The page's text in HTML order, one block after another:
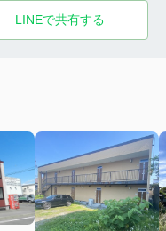
LINEで共有する